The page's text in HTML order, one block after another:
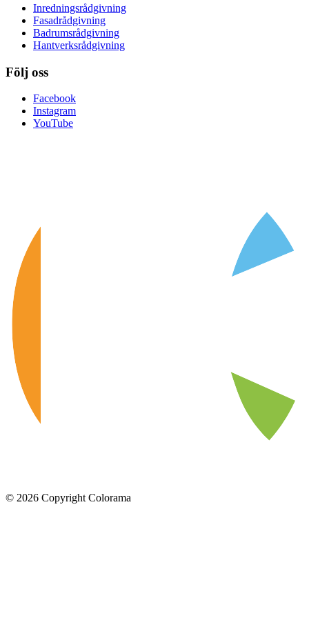
Inredningsrådgivning
Fasadrådgivning
Badrumsrådgivning
Hantverksrådgivning
Följ oss
Facebook
Instagram
YouTube
© 2026 Copyright Colorama